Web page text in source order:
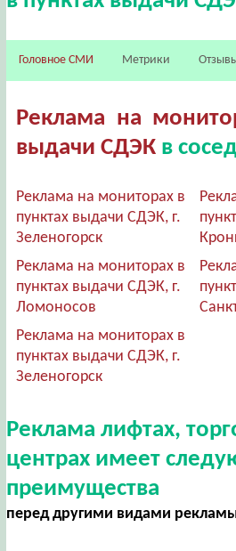
Головное СМИ Метрики
Реклама на
выдачи СДЭКв
Реклама на мониторах в
пунктах выдачи СДЭК, г.
Зеленогорск
Реклама на мониторах в
пунктах выдачи СДЭК, г.
Ломоносов
Реклама на мониторах в
пунктах выдачи СДЭК, г.
Зеленогорск
Реклама лифтах,
центрах имеет
преимущества
перед другими видами